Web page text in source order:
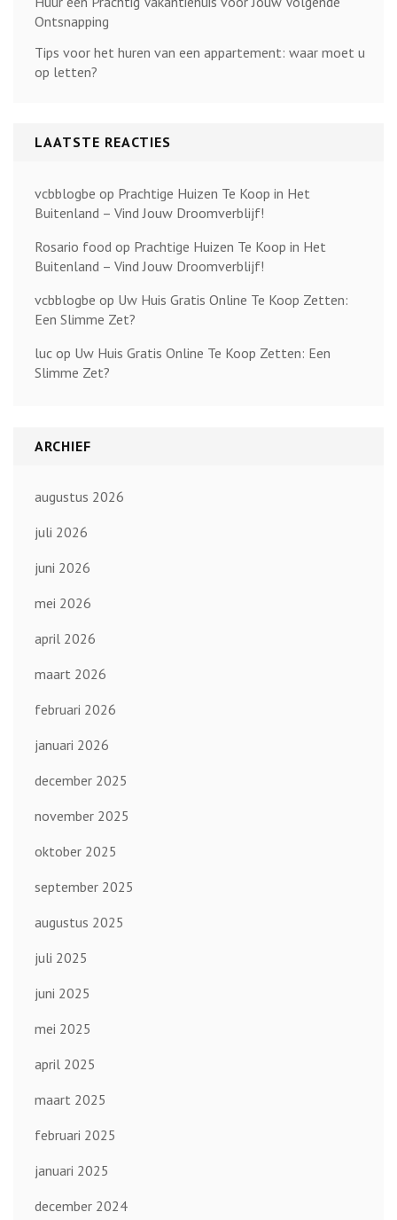
Ontsnapping
Tips voor het huren van een appartement: waar moet u
op letten?
LAATSTE REACTIES
vcbblogbe op Prachtige Huizen Te Koop in Het
Buitenland – Vind Jouw Droomverblijf!
Rosario food op Prachtige Huizen Te Koop in Het
Buitenland – Vind Jouw Droomverblijf!
vcbblogbe op Uw Huis Gratis Online Te Koop Zetten:
Een Slimme Zet?
luc op Uw Huis Gratis Online Te Koop Zetten: Een
Slimme Zet?
ARCHIEF
augustus 2026
juli 2026
juni 2026
mei 2026
april 2026
maart 2026
februari 2026
januari 2026
december 2025
november 2025
oktober 2025
september 2025
augustus 2025
juli 2025
juni 2025
mei 2025
april 2025
maart 2025
februari 2025
januari 2025
december 2024